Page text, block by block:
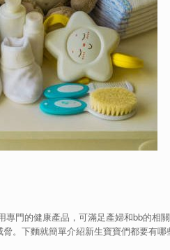
門的健康產品，可滿足產婦和bb的
。下麵就簡單介紹新生寶寶們都要有哪